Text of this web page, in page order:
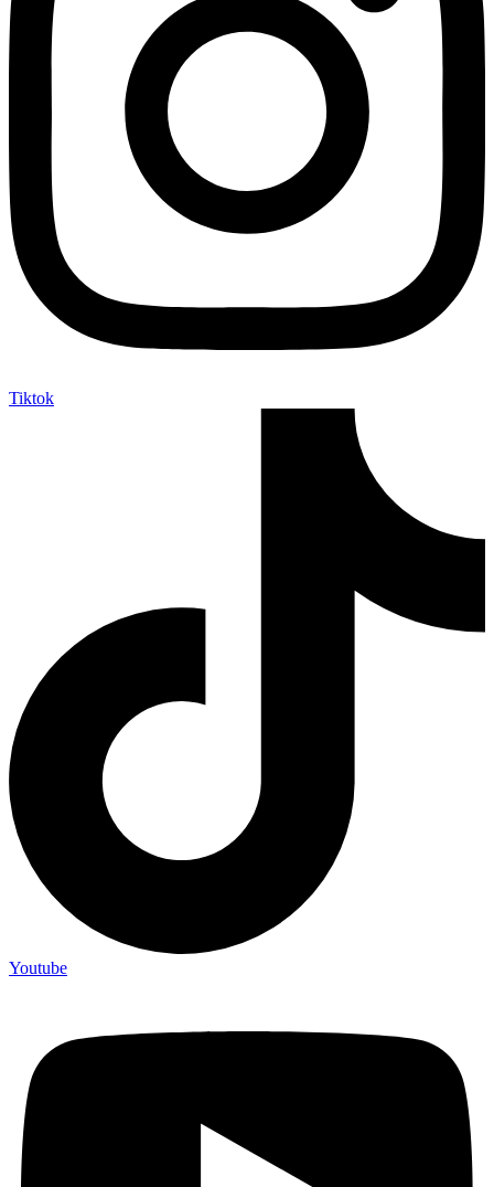
Tiktok
Youtube